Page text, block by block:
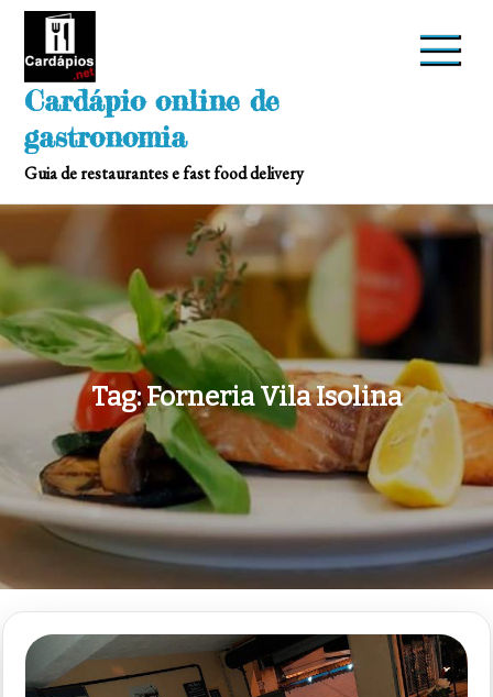
Skip
Cardápio online de
gastronomia
Guia de restaurantes e fast food delivery
Tag:Forneria Vila Isolina